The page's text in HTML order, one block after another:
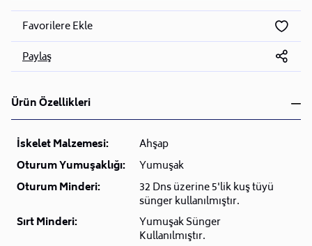
Favorilere Ekle
Paylaş
Ürün Özellikleri
İskelet Malzemesi:
Ahşap
Oturum Yumuşaklığı:
Yumuşak
Oturum Minderi:
32 Dns üzerine 5'lik kuş tüyü
sünger kullanılmıştır.
Sırt Minderi:
Yumuşak Sünger
Kullanılmıştır.